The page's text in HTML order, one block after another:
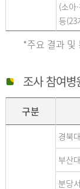
(소아
등(23
*주요 결과 및
조사 참여병
구분
경북
부산
분당